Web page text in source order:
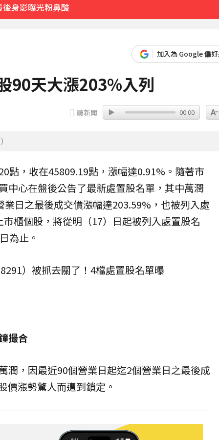
身影曝光粉鼻酸
配 Joeman 認：我也會想離職
加入為 Google 偏
90天大漲203%入列
聽新聞 00:00
點，收在45809.19點，漲幅達0.91%。隨著市
中心在盤後公告了最新處置股名單 ，其中萬潤
日之最後成交價漲幅達203.59%，也被列入處
櫃個股，將從明（17）日起被列入處置股名
為止。
）被抓去關了！4檔處置股名單曝
撮合
潤，因最近90個營業日起迄2個營業日之最後成
價漲勢驚人而遭到鎖定。